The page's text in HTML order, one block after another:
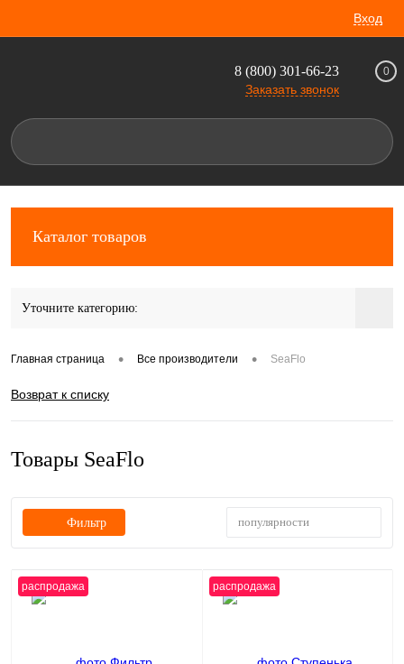
Вход
8 (800) 301-66-23
Заказать звонок
0
Каталог товаров
Уточните категорию:
Главная страница • Все производители • SeaFlo
Возврат к списку
Товары SeaFlo
Фильтр популярности
распродажа распродажа